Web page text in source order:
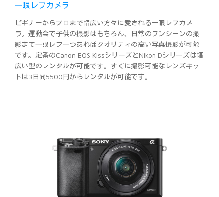
一眼レフカメラ
ビギナーからプロまで幅広い方々に愛される一眼レフカメ
ラ。運動会で子供の撮影はもちろん、日常のワンシーンの撮
影まで一眼レフ一つあればクオリティの高い写真撮影が可能
です。定番のCanon EOS KissシリーズとNikon Dシリーズは幅
広い型のレンタルが可能です。すぐに撮影可能なレンズキッ
トは3日間5500円からレンタルが可能です。